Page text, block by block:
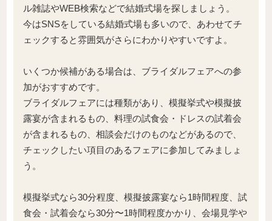
ル雑誌やWEB検索などで結婚式場を探しましょう。
今はSNSをしている結婚式場も多いので、あわせてチ
ェックすると雰囲気がさらにわかりやすいですよ。
いくつか候補がある場合は、ブライダルフェアへの参
加がおすすめです。
ブライダルフェアには種類があり、模擬挙式や模擬披
露宴が含まれるもの、料理の試食会・ドレスの試着会
が含まれるもの、相談会だけのものなどがあるので、
チェックしたい項目のあるフェアに参加してみましょ
う。
模擬挙式なら30分程度、模擬披露宴なら1時間程度、試
食会・試着会なら30分〜1時間程度かかり、会場見学や